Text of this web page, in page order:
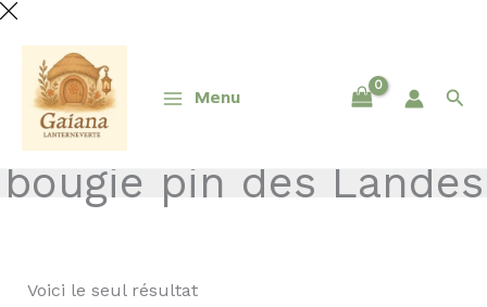
Aller
contenu
Menu
bougie pin des Landes
Voici le seul résultat